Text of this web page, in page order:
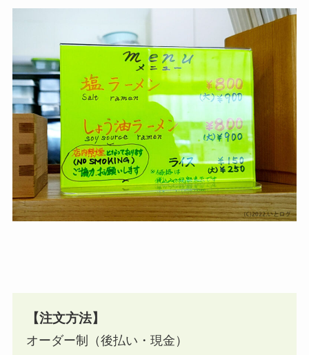
【注文方法】
オーダー制（後払い・現金）